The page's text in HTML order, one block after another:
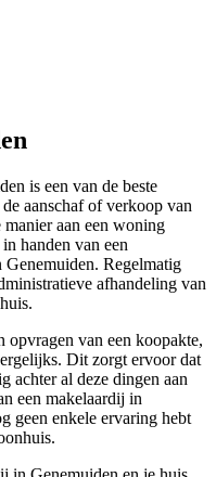
is een van de beste
aanschaf of verkoop van
aan een woning
handen van een
Regelmatig
afhandeling van
opvragen van een koopakte,
Dit zorgt ervoor dat
achter al deze dingen aan
een makelaardij in
geen enkele ervaring hebt